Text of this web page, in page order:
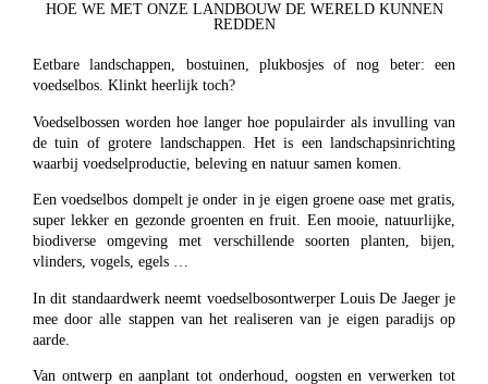
HOE WE MET ONZE LANDBOUW DE WERELD KUNNEN
REDDEN
Eetbare landschappen, bostuinen, plukbosjes of nog beter: een
voedselbos. Klinkt heerlijk toch?
Voedselbossen worden hoe langer hoe populairder als invulling van
de tuin of grotere landschappen. Het is een landschapsinrichting
waarbij voedselproductie, beleving en natuur samen komen.
Een voedselbos dompelt je onder in je eigen groene oase met gratis,
super lekker en gezonde groenten en fruit. Een mooie, natuurlijke,
biodiverse omgeving met verschillende soorten planten, bijen,
vlinders, vogels, egels …
In dit standaardwerk neemt voedselbosontwerper Louis De Jaeger je
mee door alle stappen van het realiseren van je eigen paradijs op
aarde.
Van ontwerp en aanplant tot onderhoud, oogsten en verwerken tot